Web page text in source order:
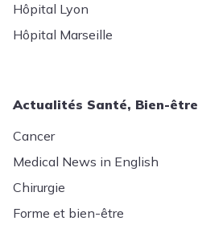
Hôpital Lyon
Hôpital Marseille
Actualités Santé, Bien-être
Cancer
Medical News in English
Chirurgie
Forme et bien-être